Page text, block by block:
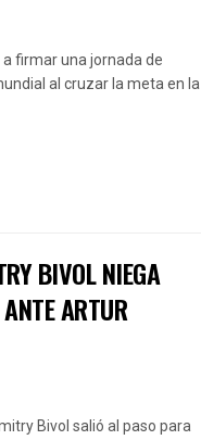
a firmar una jornada de
al cruzar la meta en la
BIVOL NIEGA
ARTUR
Bivol salió al paso para